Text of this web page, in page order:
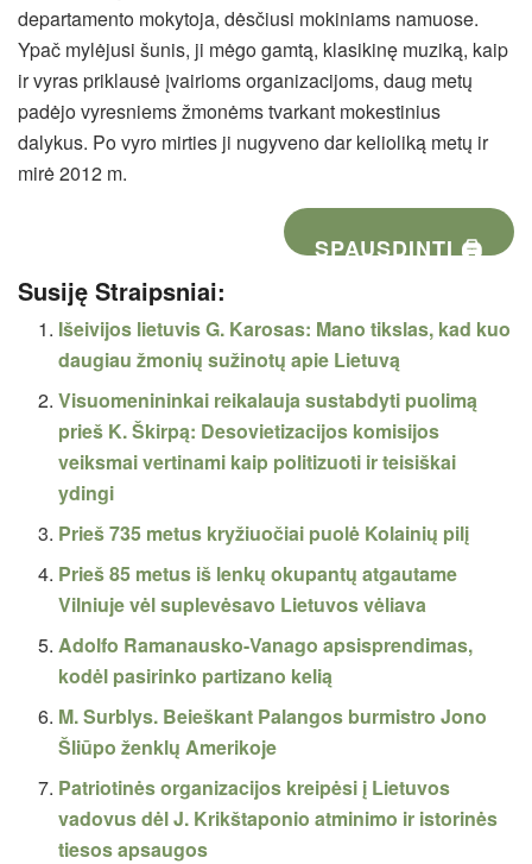
departamento mokytoja, dėsčiusi mokiniams namuose.
Ypač mylėjusi šunis, ji mėgo gamtą, klasikinę muziką, kaip
ir vyras priklausė įvairioms organizacijoms, daug metų
padėjo vyresniems žmonėms tvarkant mokestinius
dalykus. Po vyro mirties ji nugyveno dar kelioliką metų ir
mirė 2012 m.
SPAUSDINTI 🖨
Susiję Straipsniai:
Išeivijos lietuvis G. Karosas: Mano tikslas, kad kuo
daugiau žmonių sužinotų apie Lietuvą
Visuomenininkai reikalauja sustabdyti puolimą
prieš K. Škirpą: Desovietizacijos komisijos
veiksmai vertinami kaip politizuoti ir teisiškai
ydingi
Prieš 735 metus kryžiuočiai puolė Kolainių pilį
Prieš 85 metus iš lenkų okupantų atgautame
Vilniuje vėl suplevėsavo Lietuvos vėliava
Adolfo Ramanausko-Vanago apsisprendimas,
kodėl pasirinko partizano kelią
M. Surblys. Beieškant Palangos burmistro Jono
Šliūpo ženklų Amerikoje
Patriotinės organizacijos kreipėsi į Lietuvos
vadovus dėl J. Krikštaponio atminimo ir istorinės
tiesos apsaugos